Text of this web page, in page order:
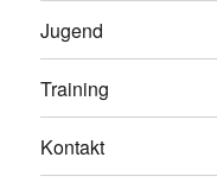
Jugend
Training
Kontakt